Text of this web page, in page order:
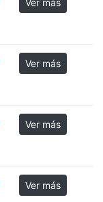
Ver más
Ver más
Ver más